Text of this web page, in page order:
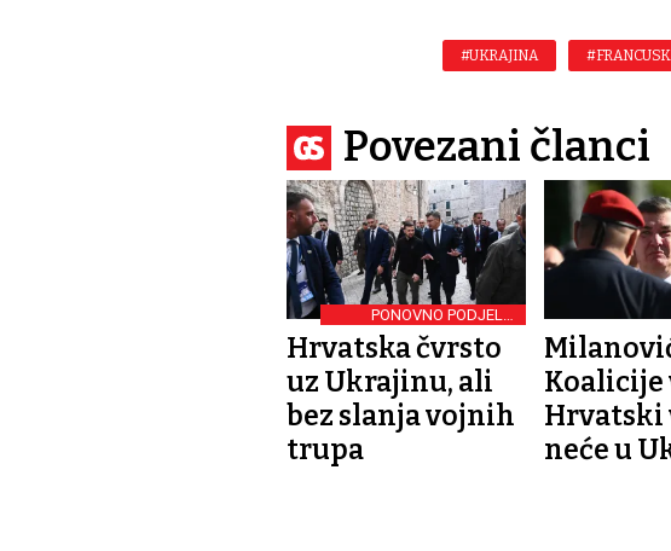
#UKRAJINA
Povezani članci
PONOVNO PODJELE I
PRIJEPORI
Hrvatska čvrsto
uz Ukrajinu, ali
bez slanja vojnih
trupa
Hrvatski
neće u